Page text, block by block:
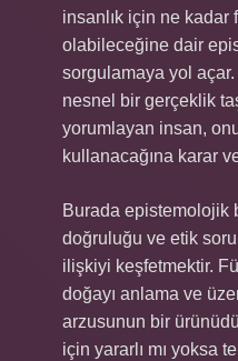
insanlık için ne kadar
olabileceğine dair
sorgulamaya yol
nesnel bir gerçeklik
yorumlayan insan,
kullanacağına karar
Burada epistemolojik
doğruluğu ve etik
ilişkiyi keşfetmektir.
doğayı anlama ve
arzusunun bir
için yararlı mı yoksa